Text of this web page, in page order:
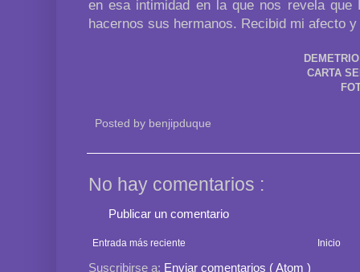
en esa intimidad en la que nos revela
hacernos sus hermanos. Recibid mi afecto
CARTA
Posted by benjipduque
No hay comentarios :
Publicar un comentario
Entrada más reciente Inicio
Suscribirse a: Enviar comentarios ( Atom )